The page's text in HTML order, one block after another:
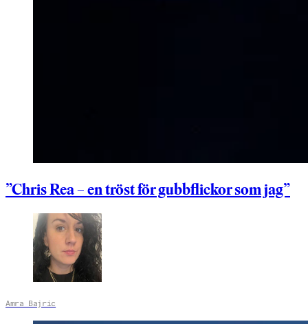
”Chris Rea – en tröst för gubbflickor som jag”
Amra Bajric